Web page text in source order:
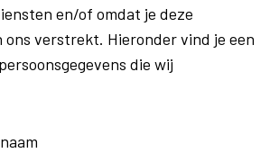
en/of omdat je deze
ons verstrekt. Hieronder vind je een
die wij